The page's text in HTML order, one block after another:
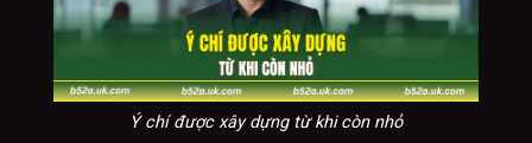
Ý chí được xây dựng từ khi còn nhỏ